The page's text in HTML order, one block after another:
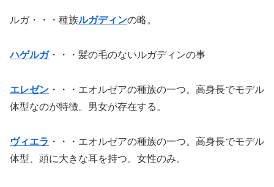
ルガ・・・種族ルガディンの略。
ハゲルガ・・・髪の毛のないルガディンの事
エレゼン ・・・エオルゼアの種族の一つ。高身長でモデル
体型なのが特徴。男女が存在する。
ヴィエラ ・・・エオルゼアの種族の一つ。高身長でモデル
体型、頭に大きな耳を持つ。女性のみ。